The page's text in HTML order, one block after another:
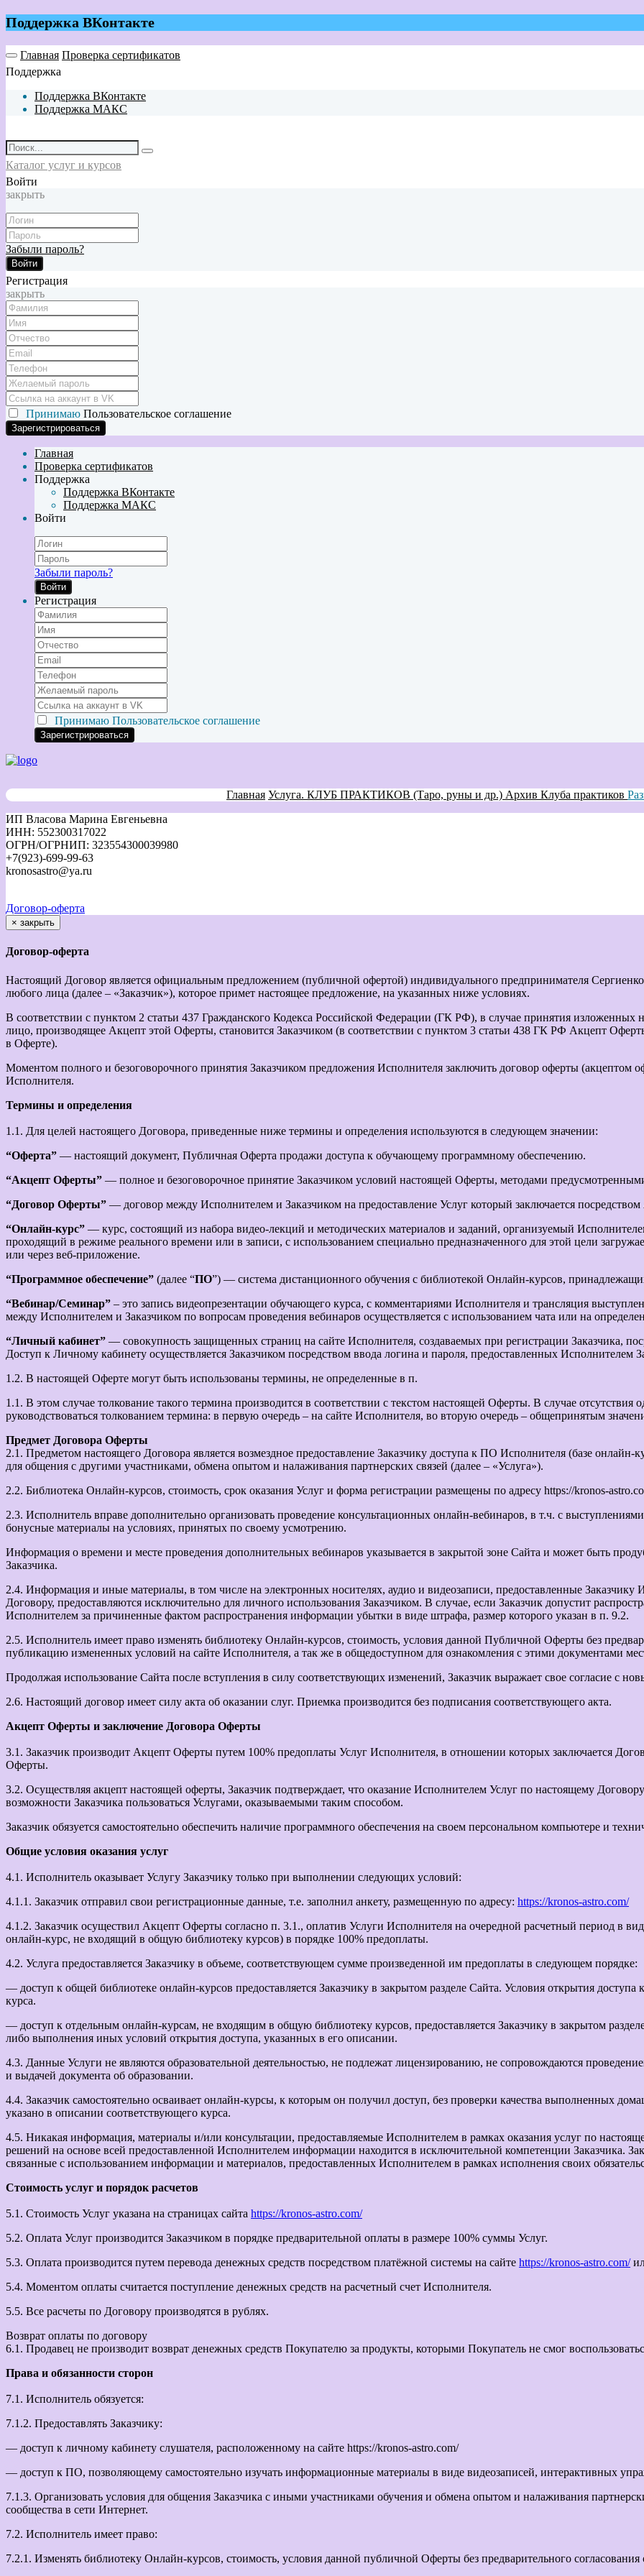
Поддержка ВКонтакте
Главная Проверка сертификатов
Поддержка
Поддержка ВКонтакте
Поддержка МАКС
Каталог услуг и курсов
Войти
закрыть
Забыли пароль?
Войти
Регистрация
закрыть
Принимаю Пользовательское соглашение
Главная
Проверка сертификатов
Поддержка
Поддержка ВКонтакте
Поддержка МАКС
Войти
Забыли пароль?
Войти
Регистрация
Принимаю Пользовательское соглашение
Главная Услуга. КЛУБ ПРАКТИКОВ (Таро, руны и др.) Архив Клуба практиков
ИП Власова Марина Евгеньевна
ИНН: 552300317022
ОГРН/ОГРНИП: 323554300039980
+7(923)-699-99-63
kronosastro@ya.ru
Договор-оферта
× закрыть
Договор-оферта
Настоящий Договор является официальным предложением (публичной офертой) индивидуального предпринимателя
любого лица (далее – «Заказчик»), которое примет настоящее предложение, на указанных ниже условиях.
В соответствии с пунктом 2 статьи 437 Гражданского Кодекса Российской Федерации (ГК РФ), в случае принятия
лицо, производящее Акцепт этой Оферты, становится Заказчиком (в соответствии с пунктом 3 статьи 438 ГК РФ Акцепт
в Оферте).
Моментом полного и безоговорочного принятия Заказчиком предложения Исполнителя заключить договор оферты (акцептом
Исполнителя.
Термины и определения
1.1. Для целей настоящего Договора, приведенные ниже термины и определения используются в следующем значении:
“Оферта” — настоящий документ, Публичная Оферта продажи доступа к обучающему программному обеспечению.
“Акцепт Оферты” — полное и безоговорочное принятие Заказчиком условий настоящей Оферты, методами
“Договор Оферты” — договор между Исполнителем и Заказчиком на предоставление Услуг который заключается
“Онлайн-курс” — курс, состоящий из набора видео-лекций и методических материалов и заданий, организуемый
проходящий в режиме реального времени или в записи, с использованием специально предназначенного для этой цели
или через веб-приложение.
“Программное обеспечение” (далее “ПО”) — система дистанционного обучения с библиотекой Онлайн-курсов,
“Вебинар/Семинар” – это запись видеопрезентации обучающего курса, с комментариями Исполнителя и трансляция
между Исполнителем и Заказчиком по вопросам проведения вебинаров осуществляется с использованием чата или на
“Личный кабинет” — совокупность защищенных страниц на сайте Исполнителя, создаваемых при регистрации Заказчика,
Доступ к Личному кабинету осуществляется Заказчиком посредством ввода логина и пароля, предоставленных Исполнителем
1.2. В настоящей Оферте могут быть использованы термины, не определенные в п.
1.1. В этом случае толкование такого термина производится в соответствии с текстом настоящей Оферты. В случае отсутствия
руководствоваться толкованием термина: в первую очередь – на сайте Исполнителя, во вторую очередь – общепринятым
Предмет Договора Оферты
2.1. Предметом настоящего Договора является возмездное предоставление Заказчику доступа к ПО Исполнителя (базе
для общения с другими участниками, обмена опытом и налаживания партнерских связей (далее – «Услуга»).
2.2. Библиотека Онлайн-курсов, стоимость, срок оказания Услуг и форма регистрации размещены по адресу https://kronos-
2.3. Исполнитель вправе дополнительно организовать проведение консультационных онлайн-вебинаров, в т.ч. с
бонусные материалы на условиях, принятых по своему усмотрению.
Информация о времени и месте проведения дополнительных вебинаров указывается в закрытой зоне Сайта и может быть
Заказчика.
2.4. Информация и иные материалы, в том числе на электронных носителях, аудио и видеозаписи, предоставленные Заказчику
Договору, предоставляются исключительно для личного использования Заказчиком. В случае, если Заказчик допустит
Исполнителем за причиненные фактом распространения информации убытки в виде штрафа, размер которого указан в п. 9.2.
2.5. Исполнитель имеет право изменять библиотеку Онлайн-курсов, стоимость, условия данной Публичной Оферты без
публикацию измененных условий на сайте Исполнителя, а так же в общедоступном для ознакомления с этими документами
Продолжая использование Сайта после вступления в силу соответствующих изменений, Заказчик выражает свое согласие с
2.6. Настоящий договор имеет силу акта об оказании слуг. Приемка производится без подписания соответствующего акта.
Акцепт Оферты и заключение Договора Оферты
3.1. Заказчик производит Акцепт Оферты путем 100% предоплаты Услуг Исполнителя, в отношении которых заключается
Оферты.
3.2. Осуществляя акцепт настоящей оферты, Заказчик подтверждает, что оказание Исполнителем Услуг по настоящему
возможности Заказчика пользоваться Услугами, оказываемыми таким способом.
Заказчик обязуется самостоятельно обеспечить наличие программного обеспечения на своем персональном компьютере и
Общие условия оказания услуг
4.1. Исполнитель оказывает Услугу Заказчику только при выполнении следующих условий:
4.1.1. Заказчик отправил свои регистрационные данные, т.е. заполнил анкету, размещенную по адресу: https://kronos-astro.com/
4.1.2. Заказчик осуществил Акцепт Оферты согласно п. 3.1., оплатив Услуги Исполнителя на очередной расчетный период в
онлайн-курс, не входящий в общую библиотеку курсов) в порядке 100% предоплаты.
4.2. Услуга предоставляется Заказчику в объеме, соответствующем сумме произведенной им предоплаты в следующем порядке:
— доступ к общей библиотеке онлайн-курсов предоставляется Заказчику в закрытом разделе Сайта. Условия открытия
курса.
— доступ к отдельным онлайн-курсам, не входящим в общую библиотеку курсов, предоставляется Заказчику в закрытом
либо выполнения иных условий открытия доступа, указанных в его описании.
4.3. Данные Услуги не являются образовательной деятельностью, не подлежат лицензированию, не сопровождаются
и выдачей документа об образовании.
4.4. Заказчик самостоятельно осваивает онлайн-курсы, к которым он получил доступ, без проверки качества выполненных
указано в описании соответствующего курса.
4.5. Никакая информация, материалы и/или консультации, предоставляемые Исполнителем в рамках оказания услуг по
решений на основе всей предоставленной Исполнителем информации находится в исключительной компетенции Заказчика.
связанные с использованием информации и материалов, предоставленных Исполнителем в рамках исполнения своих
Стоимость услуг и порядок расчетов
5.1. Стоимость Услуг указана на страницах сайта https://kronos-astro.com/
5.2. Оплата Услуг производится Заказчиком в порядке предварительной оплаты в размере 100% суммы Услуг.
5.3. Оплата производится путем перевода денежных средств посредством платёжной системы на сайте https://kronos-astro.com/
5.4. Моментом оплаты считается поступление денежных средств на расчетный счет Исполнителя.
5.5. Все расчеты по Договору производятся в рублях.
Возврат оплаты по договору
6.1. Продавец не производит возврат денежных средств Покупателю за продукты, которыми Покупатель не смог
Права и обязанности сторон
7.1. Исполнитель обязуется:
7.1.2. Предоставлять Заказчику:
— доступ к личному кабинету слушателя, расположенному на сайте https://kronos-astro.com/
— доступ к ПО, позволяющему самостоятельно изучать информационные материалы в виде видеозаписей, интерактивных
7.1.3. Организовать условия для общения Заказчика с иными участниками обучения и обмена опытом и налаживания
сообщества в сети Интернет.
7.2. Исполнитель имеет право:
7.2.1. Изменять библиотеку Онлайн-курсов, стоимость, условия данной публичной Оферты без предварительного согласования